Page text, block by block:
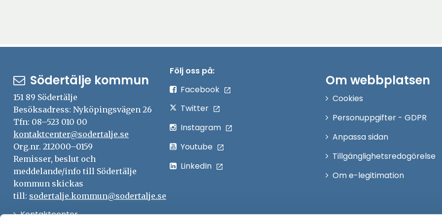
Södertälje kommun
151 89 Södertälje
Besöksadress: Nyköpingsvägen 26
Tfn: 08–523 010 00
kontaktcenter@sodertalje.se
Org.nr. 212000–0159
Remisser, beslut och
meddelande/info till Södertälje
kommun skickas
till: sodertalje.kommun@sodertalje.se
KontaktcenterÖppna
Följ oss på:
Facebook
Twitter
Instagram
Youtube
LinkedIn
Om webbplatsen
Cookies
Personuppgifter - GDPR
Anpassa sidan
Tillgänglighetsredogörelse
Om e-legitimation